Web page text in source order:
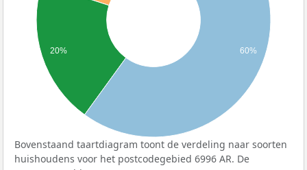
20% 60%
Bovenstaand taartdiagram toont de verdeling naar soorten
huishoudens voor het postcodegebied 6996 AR. De